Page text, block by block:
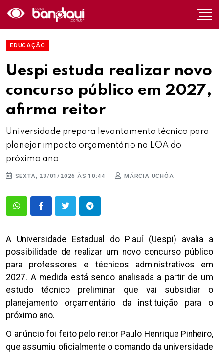
EDUCAÇÃO
Uespi estuda realizar novo
concurso público em 2027,
afirma reitor
Universidade prepara levantamento técnico para
planejar impacto orçamentário na LOA do
próximo ano
SEXTA, 23/01/2026 ÀS 10:44 MÁRCIA UCHÔA
A Universidade Estadual do Piauí (Uespi) avalia a
possibilidade de realizar um novo concurso público
para professores e técnicos administrativos em
2027. A medida está sendo analisada a partir de um
estudo técnico preliminar que vai subsidiar o
planejamento orçamentário da instituição para o
próximo ano.
O anúncio foi feito pelo reitor Paulo Henrique Pinheiro,
que assumiu oficialmente o comando da universidade